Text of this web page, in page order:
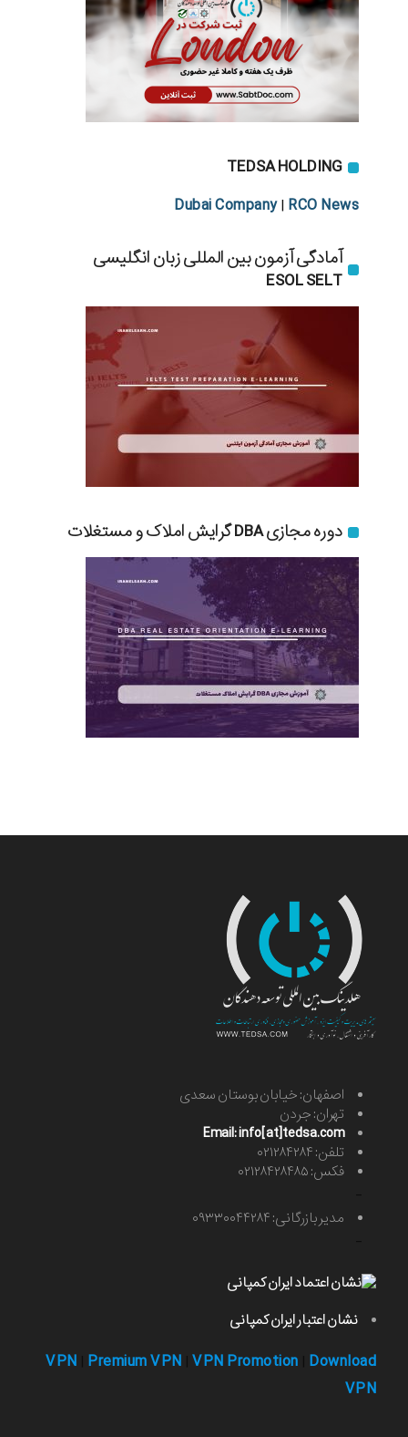
TEDSA HOLDING
Dubai Company| RCO News
آمادگی آزمون بین المللی زبان انگلیسی
ESOL SELT
دوره مجازی DBA گرایش املاک و مستغلات
اصفهان: خیابان بوستان سعدی
تهران: جردن
Email: info[at]tedsa.com
تلفن: ۰۲۱۲۸۴۲۸۴
فکس: ۰۲۱۲۸۴۲۸۴۸۵
مدیر بازرگانی: ۰۹۳۳۰۰۴۴۲۸۴
نشان اعتبار ایران کمپانی
VPN Premium VPN VPN Promotion Download
VPN